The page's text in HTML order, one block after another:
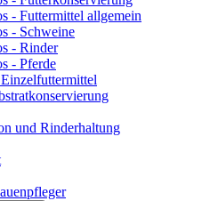
- Futtermittel allgemein
- Schweine
- Rinder
- Pferde
und Rinderhaltung